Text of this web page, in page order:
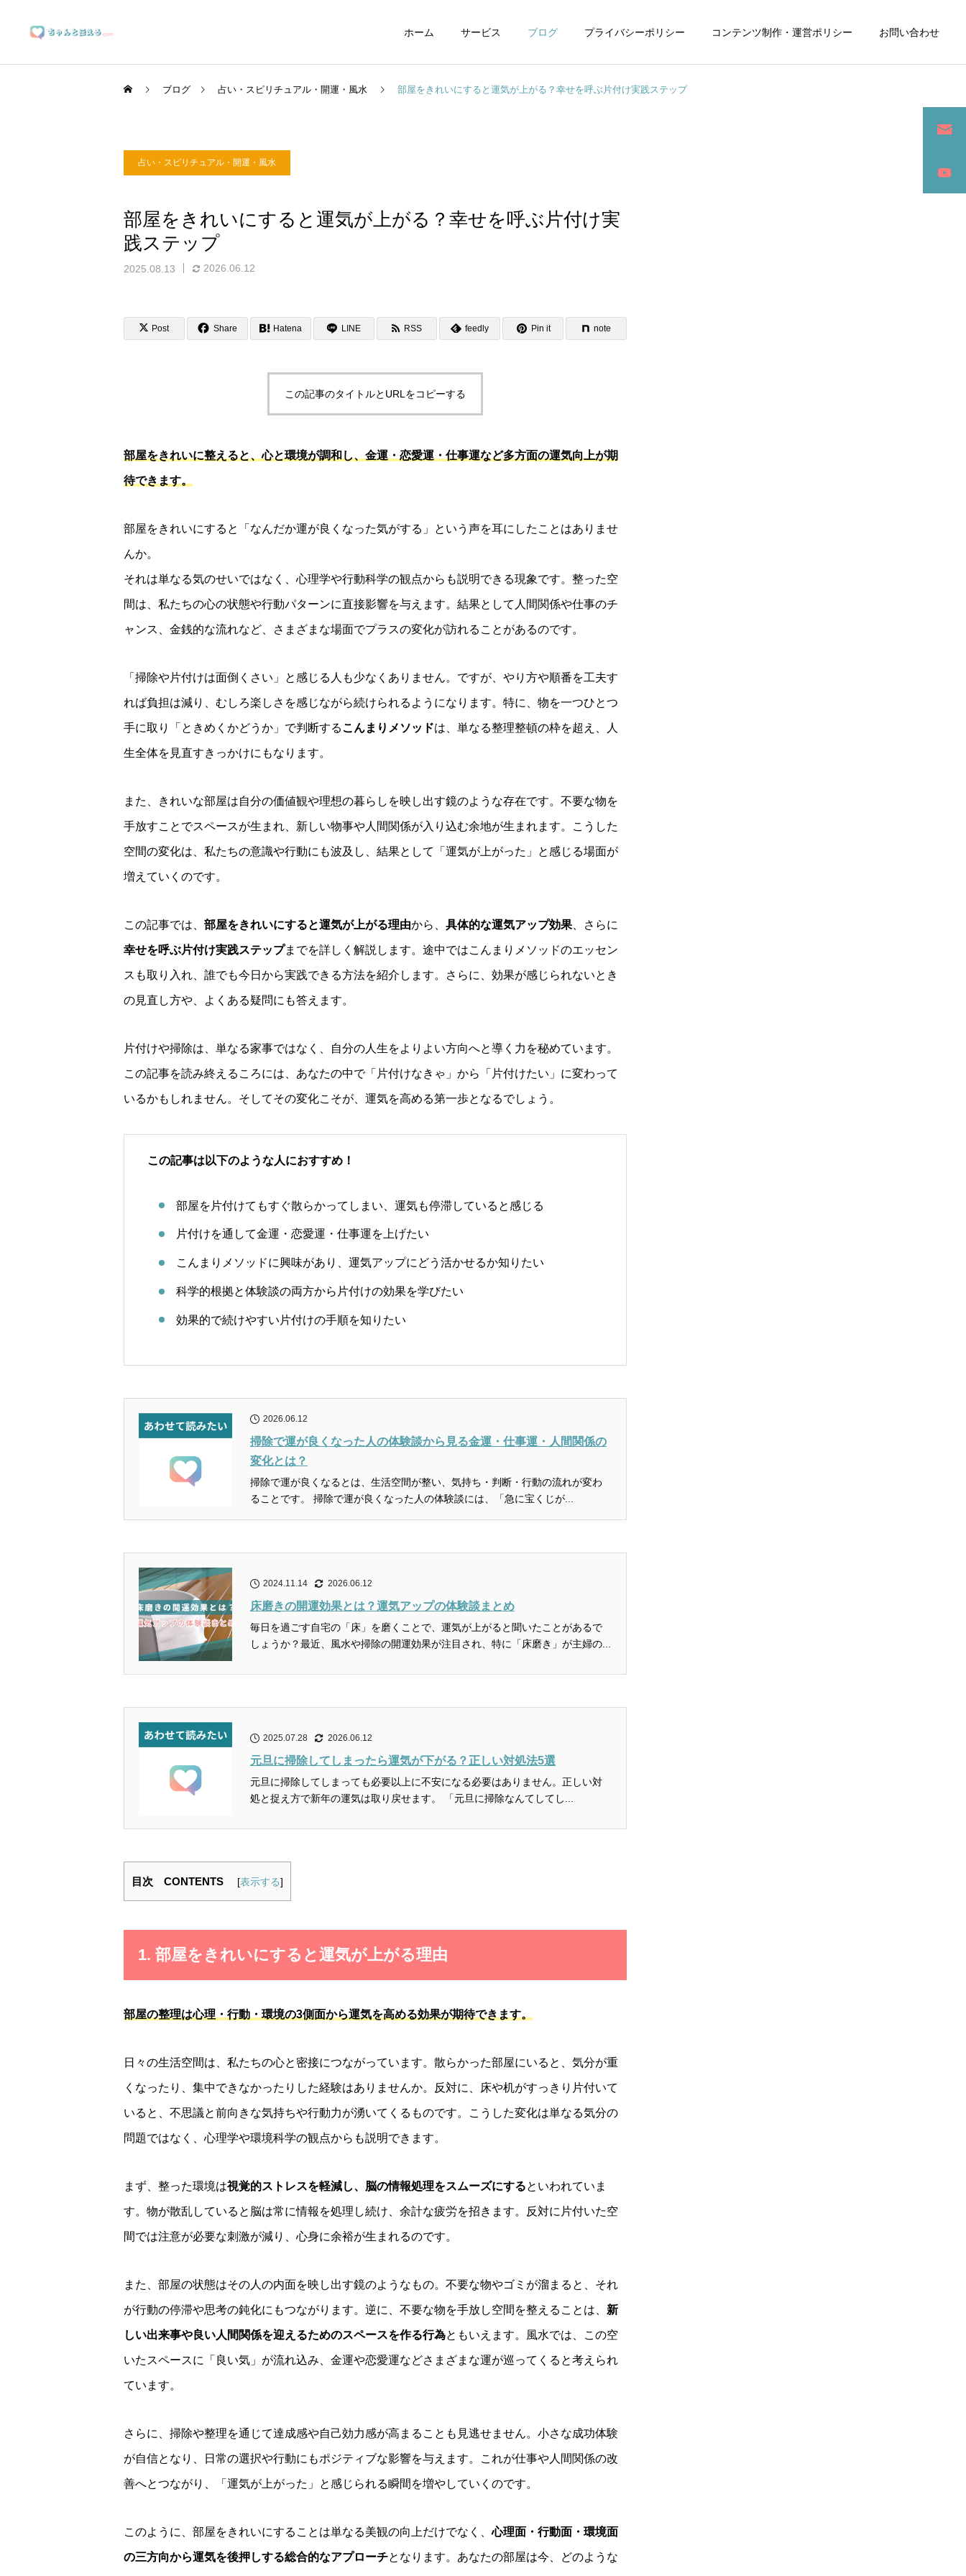
ホーム サービス ブログ プライバシーポリシー コンテンツ制作・運営ポリシー お問い合わせ
ブランディングサポート
マーケティングサポート
ブログ 占い・スピリチュアル・開運・風水 部屋をきれいにすると運気が上がる？幸せを呼ぶ片付け実践ステップ
占い・スピリチュアル・開運・風水
部屋をきれいにすると運気が上がる？幸せを呼ぶ片付け実
践ステップ
2025.08.13 2026.06.12
Post Share Hatena LINE RSS feedly Pin it note
この記事のタイトルとURLをコピーする
部屋をきれいに整えると、心と環境が調和し、金運・恋愛運・仕事運など多方面の運気向上が期
待できます。
部屋をきれいにすると「なんだか運が良くなった気がする」という声を耳にしたことはありませ
んか。
それは単なる気のせいではなく、心理学や行動科学の観点からも説明できる現象です。整った空
間は、私たちの心の状態や行動パターンに直接影響を与えます。結果として人間関係や仕事のチ
ャンス、金銭的な流れなど、さまざまな場面でプラスの変化が訪れることがあるのです。
「掃除や片付けは面倒くさい」と感じる人も少なくありません。ですが、やり方や順番を工夫す
れば負担は減り、むしろ楽しさを感じながら続けられるようになります。特に、物を一つひとつ
手に取り「ときめくかどうか」で判断するこんまりメソッドは、単なる整理整頓の枠を超え、人
生全体を見直すきっかけにもなります。
また、きれいな部屋は自分の価値観や理想の暮らしを映し出す鏡のような存在です。不要な物を
手放すことでスペースが生まれ、新しい物事や人間関係が入り込む余地が生まれます。こうした
空間の変化は、私たちの意識や行動にも波及し、結果として「運気が上がった」と感じる場面が
増えていくのです。
この記事では、 部屋をきれいにすると運気が上がる理由から、 具体的な運気アップ効果 、さらに
幸せを呼ぶ片付け実践ステップまでを詳しく解説します。途中ではこんまりメソッドのエッセン
スも取り入れ、誰でも今日から実践できる方法を紹介します。さらに、効果が感じられないとき
の見直し方や、よくある疑問にも答えます。
片付けや掃除は、単なる家事ではなく、自分の人生をよりよい方向へと導く力を秘めています。
この記事を読み終えるころには、あなたの中で「片付けなきゃ」から「片付けたい」に変わって
いるかもしれません。そしてその変化こそが、運気を高める第一歩となるでしょう。
この記事は以下のような人におすすめ！
部屋を片付けてもすぐ散らかってしまい、運気も停滞していると感じる
片付けを通して金運・恋愛運・仕事運を上げたい
こんまりメソッドに興味があり、運気アップにどう活かせるか知りたい
科学的根拠と体験談の両方から片付けの効果を学びたい
効果的で続けやすい片付けの手順を知りたい
2026.06.12
掃除で運が良くなった人の体験談から見る金運・仕事運・人間関係の
変化とは？
掃除で運が良くなるとは、生活空間が整い、気持ち・判断・行動の流れが変わ
ることです。 掃除で運が良くなった人の体験談には、「急に宝くじが...
2024.11.14 2026.06.12
床磨きの開運効果とは？運気アップの体験談まとめ
毎日を過ごす自宅の「床」を磨くことで、運気が上がると聞いたことがあるで
しょうか？最近、風水や掃除の開運効果が注目され、特に「床磨き」が主婦の...
2025.07.28 2026.06.12
元旦に掃除してしまったら運気が下がる？正しい対処法5選
元旦に掃除してしまっても必要以上に不安になる必要はありません。正しい対
処と捉え方で新年の運気は取り戻せます。 「元旦に掃除なんてしてし...
目次 CONTENTS [表示する]
1. 部屋をきれいにすると運気が上がる理由
部屋の整理は心理・行動・環境の3側面から運気を高める効果が期待できます。
日々の生活空間は、私たちの心と密接につながっています。散らかった部屋にいると、気分が重
くなったり、集中できなかったりした経験はありませんか。反対に、床や机がすっきり片付いて
いると、不思議と前向きな気持ちや行動力が湧いてくるものです。こうした変化は単なる気分の
問題ではなく、心理学や環境科学の観点からも説明できます。
まず、整った環境は視覚的ストレスを軽減し、脳の情報処理をスムーズにするといわれていま
す。物が散乱していると脳は常に情報を処理し続け、余計な疲労を招きます。反対に片付いた空
間では注意が必要な刺激が減り、心身に余裕が生まれるのです。
また、部屋の状態はその人の内面を映し出す鏡のようなもの。不要な物やゴミが溜まると、それ
が行動の停滞や思考の鈍化にもつながります。逆に、不要な物を手放し空間を整えることは、 新
しい出来事や良い人間関係を迎えるためのスペースを作る行為ともいえます。風水では、この空
いたスペースに「良い気」が流れ込み、金運や恋愛運などさまざまな運が巡ってくると考えられ
ています。
さらに、掃除や整理を通じて達成感や自己効力感が高まることも見逃せません。小さな成功体験
が自信となり、日常の選択や行動にもポジティブな影響を与えます。これが仕事や人間関係の改
善へとつながり、「運気が上がった」と感じられる瞬間を増やしていくのです。
このように、部屋をきれいにすることは単なる美観の向上だけでなく、心理面・行動面・環境面
の三方向から運気を後押しする総合的なアプローチとなります。あなたの部屋は今、どのような